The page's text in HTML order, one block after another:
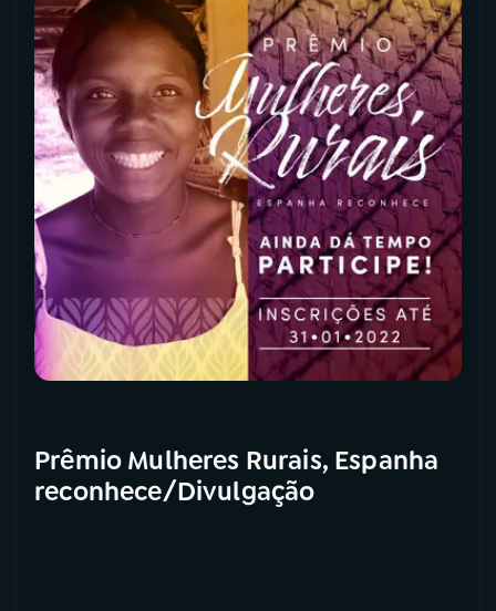
Prêmio Mulheres Rurais, Espanha
reconhece/Divulgação